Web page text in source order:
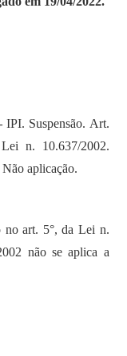
IPI. Suspensão. Art.
n. 10.637/2002.
aplicação.
no art. 5°, da Lei n.
não se aplica a